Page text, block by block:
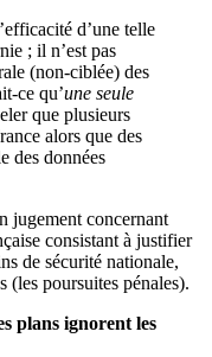
d’une telle
; il n’est pas
(non-ciblée) des
ce qu’une seule
que plusieurs
alors que des
des données
jugement concernant
consistant à justifier
de sécurité nationale,
(les poursuites pénales).
plans ignorent les